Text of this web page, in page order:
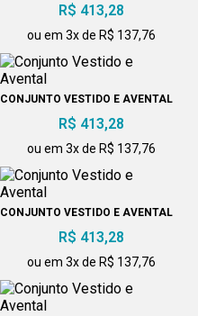
R$ 413,28
ou em 3x de R$ 137,76
CONJUNTO VESTIDO E AVENTAL
R$ 413,28
ou em 3x de R$ 137,76
CONJUNTO VESTIDO E AVENTAL
R$ 413,28
ou em 3x de R$ 137,76